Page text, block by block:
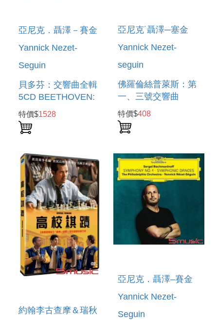
亞尼克．聶澤－賽金
Yannick Nezet-
Seguin
貝多芬：交響曲全輯
5CD BEETHOVEN:
THE SYMPHONIES
5CD
特價$1528
亞尼克˙聶澤─塞金
Yannick Nezet-
seguin
佛羅倫絲普萊斯：第
一、三號交響曲
FLORENCE PRICE :
SYMPHONIES
NOS. 1 & 3
特價$408
約翰李古查摩＆瑞秋
亞尼克．聶澤–賽金
Yannick Nezet-
Seguin